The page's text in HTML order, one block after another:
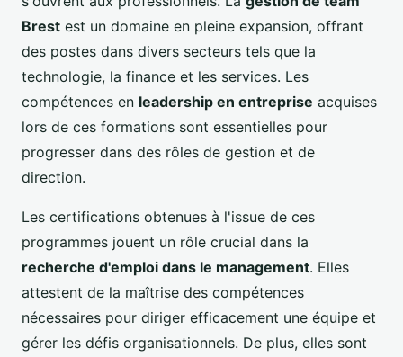
Brest est un domaine en pleine expansion, offrant
des postes dans divers secteurs tels que la
technologie, la finance et les services. Les
compétences en leadership en entreprise acquises
lors de ces formations sont essentielles pour
progresser dans des rôles de gestion et de
direction.
Les certifications obtenues à l'issue de ces
programmes jouent un rôle crucial dans la
recherche d'emploi dans le management. Elles
attestent de la maîtrise des compétences
nécessaires pour diriger efficacement une équipe et
gérer les défis organisationnels. De plus, elles sont